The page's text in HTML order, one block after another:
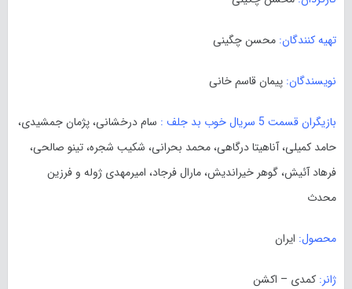
تهیه کنندگان: محسن چگینی
نویسندگان: پیمان قاسم خانی
بازیگران قسمت 5 سریال خوب بد جلف :
سام درخشانی، پژمان جمشیدی،
حامد کمیلی، آناهیتا درگاهی، محمد بحرانی، شکیب شجره، تینو صالحی،
فرهاد آئیش، گوهر خیراندیش، مارال فرجاد، امیرمهدی ژوله و فرزین
محدث
محصول: ایران
ژانر: کمدی – اکشن